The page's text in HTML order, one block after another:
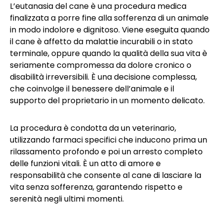
L’eutanasia del cane è una procedura medica
finalizzata a porre fine alla sofferenza di un animale
in modo indolore e dignitoso. Viene eseguita quando
il cane è affetto da malattie incurabili o in stato
terminale, oppure quando la qualità della sua vita è
seriamente compromessa da dolore cronico o
disabilità irreversibili. È una decisione complessa,
che coinvolge il benessere dell’animale e il
supporto del proprietario in un momento delicato.
La procedura è condotta da un veterinario,
utilizzando farmaci specifici che inducono prima un
rilassamento profondo e poi un arresto completo
delle funzioni vitali. È un atto di amore e
responsabilità che consente al cane di lasciare la
vita senza sofferenza, garantendo rispetto e
serenità negli ultimi momenti.